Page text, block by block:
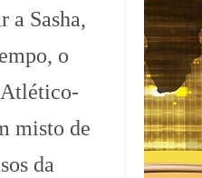
a Sasha,
o
misto de
da